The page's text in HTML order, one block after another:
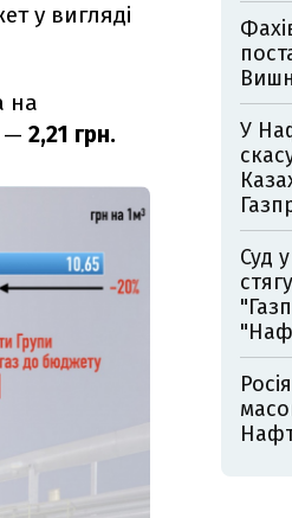
у вигляді
на
— 2,21 грн.
У
Суд